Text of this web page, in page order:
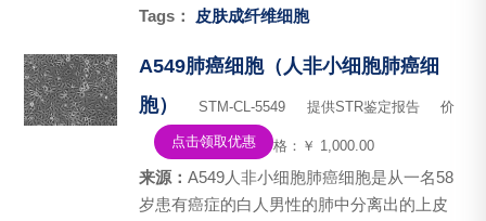
Tags：
皮肤成纤维细胞
A549肺癌细胞（人非小细胞肺癌细
胞）
STM-CL-5549 提供STR鉴定报告 价
格：￥ 1,000.00
点击领取优惠
来源： A549人非小细胞肺癌细胞是从一名58
岁患有癌症的白人男性的肺中分离出的上皮